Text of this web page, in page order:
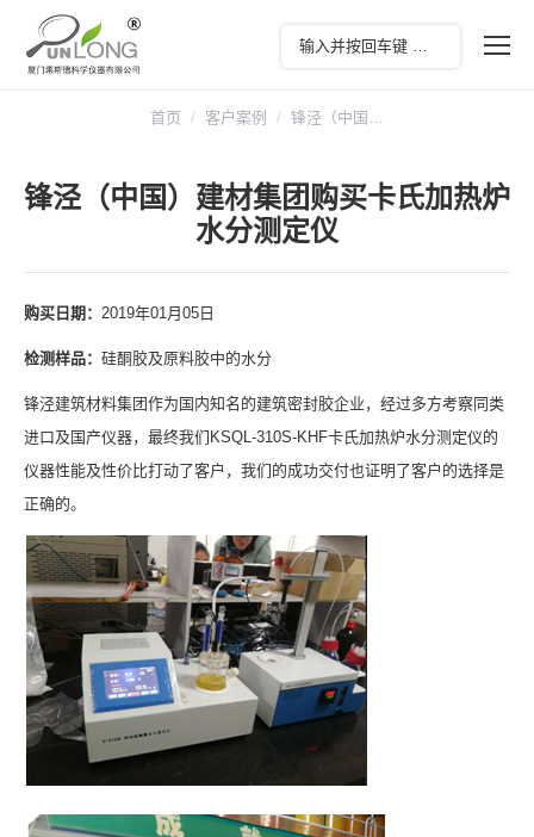
首页 客户案例 锋泾（中国…
锋泾（中国）建材集团购买卡氏加热炉
水分测定仪
购买日期： 2019年01月05日
检测样品： 硅酮胶及原料胶中的水分
锋泾建筑材料集团作为国内知名的建筑密封胶企业，经过多方考察同类
进口及国产仪器，最终我们KSQL-310S-KHF卡氏加热炉水分测定仪的
仪器性能及性价比打动了客户，我们的成功交付也证明了客户的选择是
正确的。